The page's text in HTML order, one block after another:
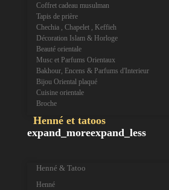
Coffret cadeau musulman
Tapis de prière
Chechia , Chapelet , Keffieh
Décoration Islam & Horloge
Beauté orientale
Musc et Parfums Orientaux
Bakhour, Encens & Parfums d'Interieur
Bijou Oriental plaqué
Cuisine orientale
Broche
Henné et tatoos
expand_moreexpand_less
Henné & Tatoo
Henné